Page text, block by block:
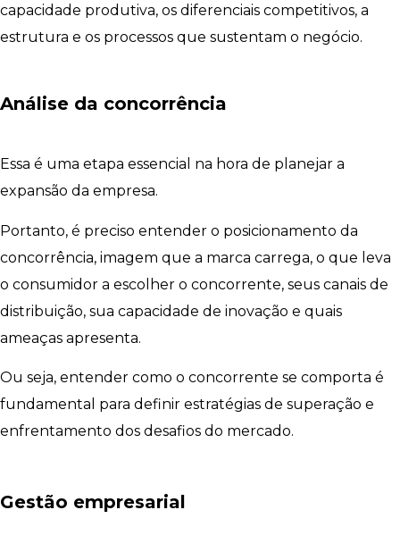
capacidade produtiva, os diferenciais competitivos, a
estrutura e os processos que sustentam o negócio.
Análise da concorrência
Essa é uma etapa essencial na hora de planejar a
expansão da empresa.
Portanto, é preciso entender o posicionamento da
concorrência, imagem que a marca carrega, o que leva
o consumidor a escolher o concorrente, seus canais de
distribuição, sua capacidade de inovação e quais
ameaças apresenta.
Ou seja, entender como o concorrente se comporta é
fundamental para definir estratégias de superação e
enfrentamento dos desafios do mercado.
Gestão empresarial